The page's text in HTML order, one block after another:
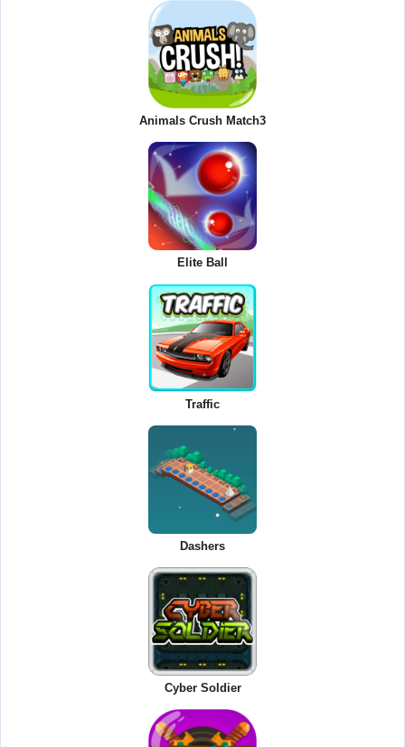
Animals Crush Match3
Elite Ball
Traffic
Dashers
Cyber Soldier